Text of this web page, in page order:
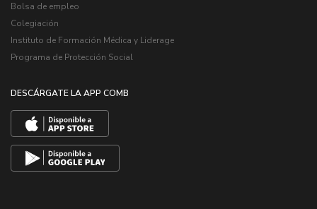
Bolsa de empleo
Colegiación
Instituto de Formación Médica y Liderage
Programa de Protección Social
DESCÁRGATE LA APP COMB